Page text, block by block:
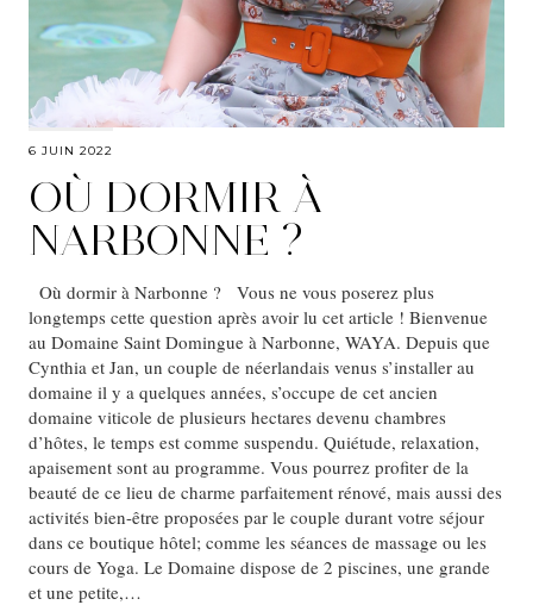
6 JUIN 2022
OÙ DORMIR À
NARBONNE ?
Où dormir à Narbonne ? Vous ne vous poserez plus
longtemps cette question après avoir lu cet article ! Bienvenue
au Domaine Saint Domingue à Narbonne, WAYA. Depuis que
Cynthia et Jan, un couple de néerlandais venus s’installer au
domaine il y a quelques années, s’occupe de cet ancien
domaine viticole de plusieurs hectares devenu chambres
d’hôtes, le temps est comme suspendu. Quiétude, relaxation,
apaisement sont au programme. Vous pourrez profiter de la
beauté de ce lieu de charme parfaitement rénové, mais aussi des
activités bien-être proposées par le couple durant votre séjour
dans ce boutique hôtel; comme les séances de massage ou les
cours de Yoga. Le Domaine dispose de 2 piscines, une grande
et une petite,…